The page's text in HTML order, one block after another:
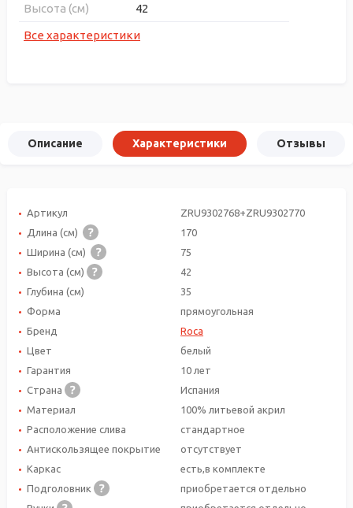
Высота (см)
42
Все характеристики
Описание Характеристики Отзывы
Артикул
ZRU9302768+ZRU9302770
Длина (см)
170
Ширина (см)
75
Высота (см)
42
Глубина (см)
35
Форма
прямоугольная
Бренд
Roca
Цвет
белый
Гарантия
10 лет
Страна
Испания
Материал
100% литьевой акрил
Расположение слива
стандартное
Антискользящее покрытие
отсутствует
Каркас
есть,в комплекте
Подголовник
приобретается отдельно